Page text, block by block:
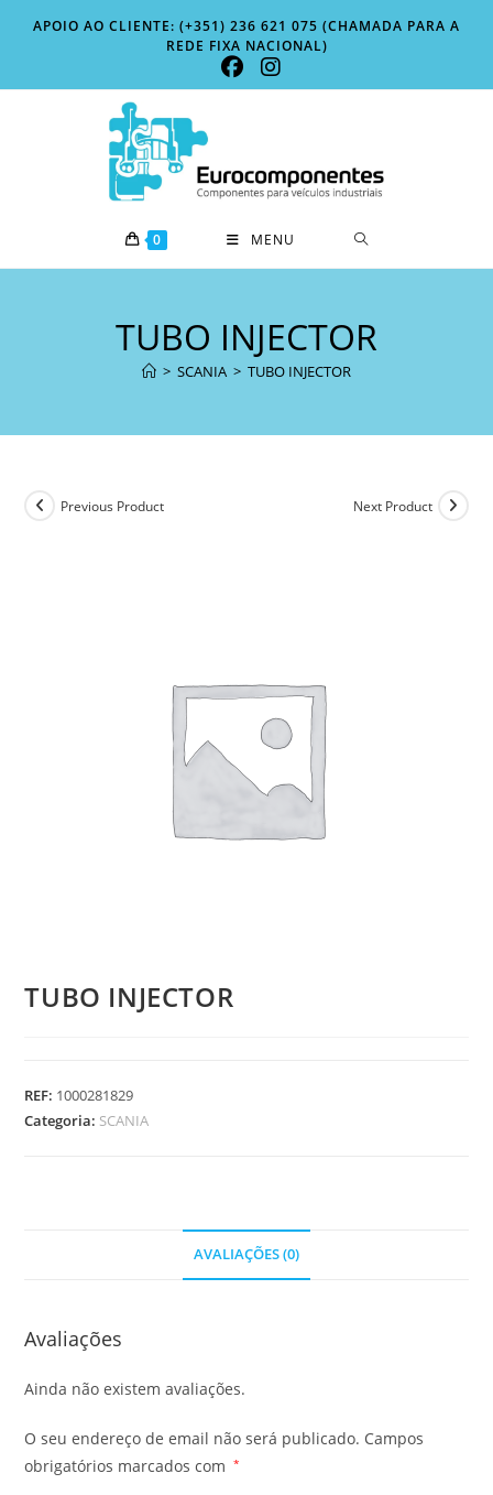
APOIO AO CLIENTE: (+351) 236 621 075 (CHAMADA PARA A
REDE FIXA NACIONAL)
0 MENU
TUBO INJECTOR
> SCANIA > TUBO INJECTOR
Previous Product Next Product
TUBO INJECTOR
REF: 1000281829
Categoria: SCANIA
AVALIAÇÕES (0)
Avaliações
Ainda não existem avaliações.
O seu endereço de email não será publicado. Campos
obrigatórios marcados com
*